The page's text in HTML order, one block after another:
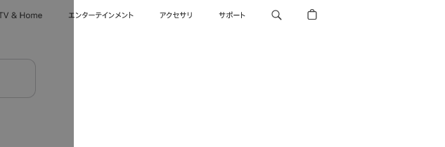
& Home エンターテインメント アクセサリ サポート